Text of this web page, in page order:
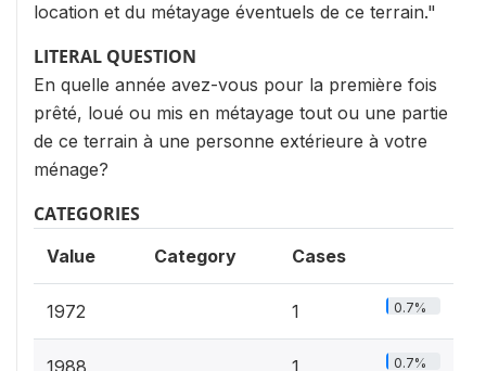
location et du métayage éventuels de ce terrain."
LITERAL QUESTION
En quelle année avez-vous pour la première fois
prêté, loué ou mis en métayage tout ou une partie
de ce terrain à une personne extérieure à votre
ménage?
CATEGORIES
Value Category Cases
1972 1 0.7%
1988 1 0.7%